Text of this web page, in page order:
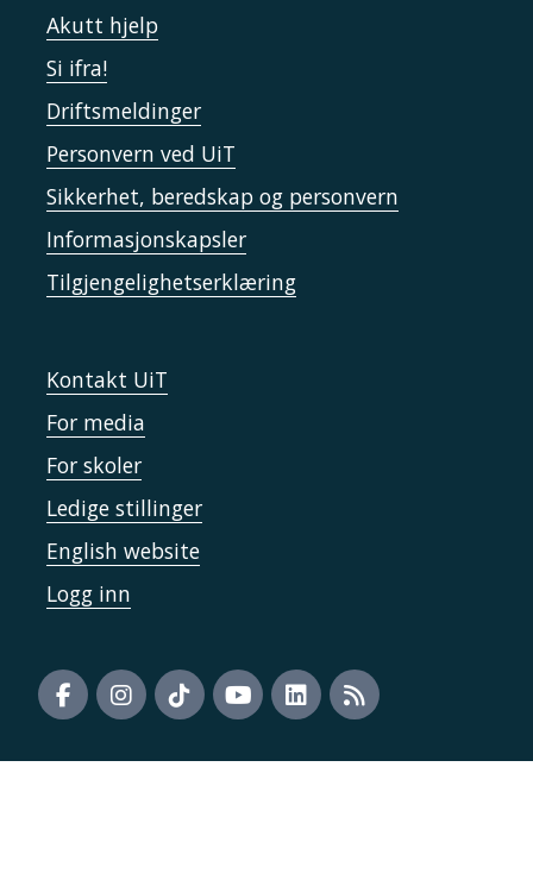
Akutt hjelp
Si ifra!
Driftsmeldinger
Personvern ved UiT
Sikkerhet, beredskap og personvern
Informasjonskapsler
Tilgjengelighetserklæring
Kontakt UiT
For media
For skoler
Ledige stillinger
English website
Logg inn